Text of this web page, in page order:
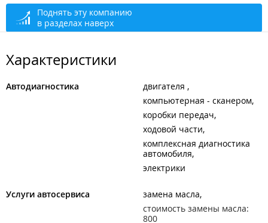
+7 902 484-95-55
сегодня закрыто
Поднять эту компанию
в разделах наверх
Характеристики
Автодиагностика
двигателя
компьютерная - сканером
коробки передач
ходовой части
комплексная диагностика
автомобиля
электрики
Услуги автосервиса
замена масла
стоимость замены масла:
800